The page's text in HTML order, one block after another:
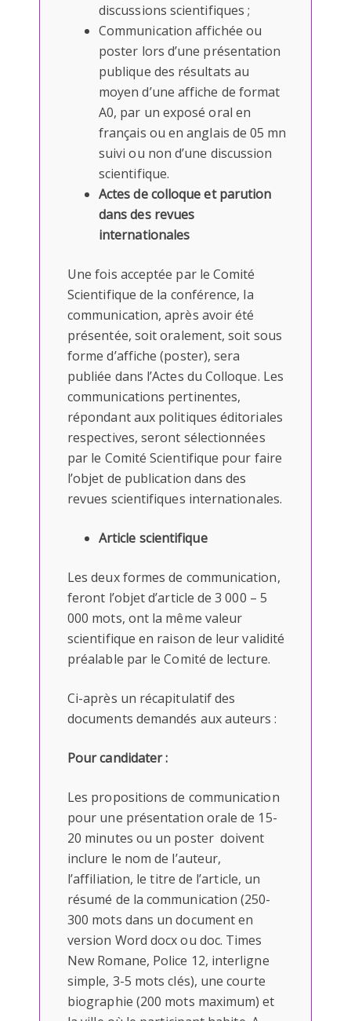
discussions scientifiques ;
Communication affichée ou
poster lors d’une présentation
publique des résultats au
moyen d’une affiche de format
A0, par un exposé oral en
français ou en anglais de 05 mn
suivi ou non d’une discussion
scientifique.
Actes de colloque et parution
dans des revues
internationales
Une fois acceptée par le Comité
Scientifique de la conférence, la
communication, après avoir été
présentée, soit oralement, soit sous
forme d’affiche (poster), sera
publiée dans l’Actes du Colloque. Les
communications pertinentes,
répondant aux politiques éditoriales
respectives, seront sélectionnées
par le Comité Scientifique pour faire
l’objet de publication dans des
revues scientifiques internationales.
Article scientifique
Les deux formes de communication,
feront l’objet d’article de 3 000 – 5
000 mots, ont la même valeur
scientifique en raison de leur validité
préalable par le Comité de lecture.
Ci-après un récapitulatif des
documents demandés aux auteurs :
Pour candidater :
Les propositions de communication
pour une présentation orale de 15-
20 minutes ou un poster doivent
inclure le nom de l’auteur,
l’affiliation, le titre de l’article, un
résumé de la communication (250-
300 mots dans un document en
version Word docx ou doc. Times
New Romane, Police 12, interligne
simple, 3-5 mots clés), une courte
biographie (200 mots maximum) et